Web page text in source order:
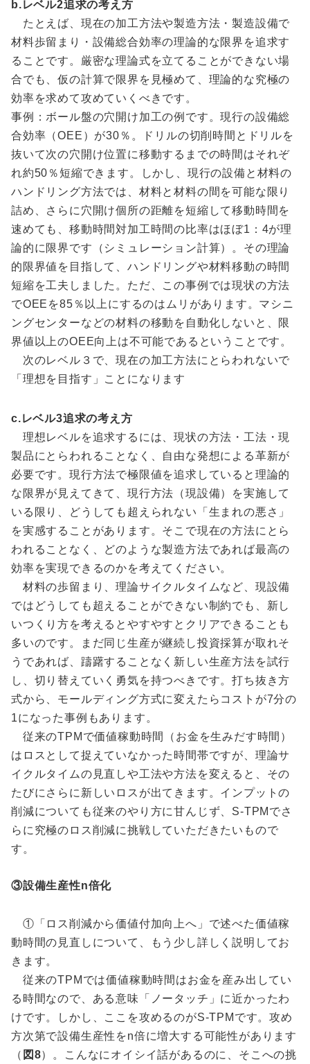
b.レベル2追求の考え方
たとえば、現在の加工方法や製造方法・製造設備で
材料歩留まり・設備総合効率の理論的な限界を追求す
ることです。厳密な理論式を立てることができない場
合でも、仮の計算で限界を見極めて、理論的な究極の
効率を求めて攻めていくべきです。
事例：ボール盤の穴開け加工の例です。現行の設備総
合効率（OEE）が30％。ドリルの切削時間とドリルを
抜いて次の穴開け位置に移動するまでの時間はそれぞ
れ約50％短縮できます。しかし、現行の設備と材料の
ハンドリング方法では、材料と材料の間を可能な限り
詰め、さらに穴開け個所の距離を短縮して移動時間を
速めても、移動時間対加工時間の比率はほぼ1：4が理
論的に限界です（シミュレーション計算）。その理論
的限界値を目指して、ハンドリングや材料移動の時間
短縮を工夫しました。ただ、この事例では現状の方法
でOEEを85％以上にするのはムリがあります。マシニ
ングセンターなどの材料の移動を自動化しないと、限
界値以上のOEE向上は不可能であるということです。
次のレベル３で、現在の加工方法にとらわれないで
「理想を目指す」ことになります
c.レベル3追求の考え方
理想レベルを追求するには、現状の方法・工法・現
製品にとらわれることなく、自由な発想による革新が
必要です。現行方法で極限値を追求していると理論的
な限界が見えてきて、現行方法（現設備）を実施して
いる限り、どうしても超えられない「生まれの悪さ」
を実感することがあります。そこで現在の方法にとら
われることなく、どのような製造方法であれば最高の
効率を実現できるのかを考えてください。
材料の歩留まり、理論サイクルタイムなど、現設備
ではどうしても超えることができない制約でも、新し
いつくり方を考えるとやすやすとクリアできることも
多いのです。まだ同じ生産が継続し投資採算が取れそ
うであれば、躊躇することなく新しい生産方法を試行
し、切り替えていく勇気を持つべきです。打ち抜き方
式から、モールディング方式に変えたらコストが7分の
1になった事例もあります。
従来のTPMで価値稼動時間（お金を生みだす時間）
はロスとして捉えていなかった時間帯ですが、理論サ
イクルタイムの見直しや工法や方法を変えると、その
たびにさらに新しいロスが出てきます。インプットの
削減についても従来のやり方に甘んじず、S-TPMでさ
らに究極のロス削減に挑戦していただきたいもので
す。
③設備生産性n倍化
①「ロス削減から価値付加向上へ」で述べた価値稼
動時間の見直しについて、もう少し詳しく説明してお
きます。
従来のTPMでは価値稼動時間はお金を産み出してい
る時間なので、ある意味「ノータッチ」に近かったわ
けです。しかし、ここを攻めるのがS-TPMです。攻め
方次第で設備生産性をn倍に増大する可能性があります
（ 図8）。こんなにオイシイ話があるのに、そこへの挑